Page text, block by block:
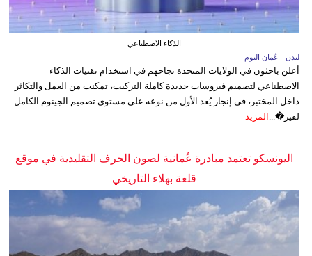
الذكاء الاصطناعي
لندن - عُمان اليوم
أعلن باحثون في الولايات المتحدة نجاحهم في استخدام تقنيات الذكاء
الاصطناعي لتصميم فيروسات جديدة كاملة التركيب، تمكنت من العمل والتكاثر
داخل المختبر، في إنجاز يُعد الأول من نوعه على مستوى تصميم الجينوم الكامل
لفير�...
المزيد
اليونسكو تعتمد مبادرة عُمانية لصون الحرف التقليدية في موقع
قلعة بهلاء التاريخي